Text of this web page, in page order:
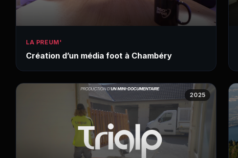
LA PREUM'
Création d’un média foot à Chambéry
2025